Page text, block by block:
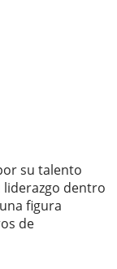
su talento
liderazgo dentro
figura
de